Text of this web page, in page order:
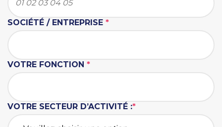
SOCIÉTÉ / ENTREPRISE *
VOTRE FONCTION *
VOTRE SECTEUR D’ACTIVITÉ :*